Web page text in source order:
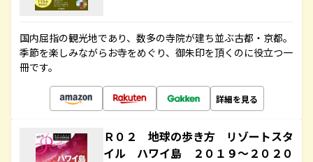
国内屈指の観光地であり、数多の寺院が建ち並ぶ古都・京都。
季節を楽しみながらお寺をめぐり、御朱印を頂くのに役立つ一
冊です。
詳細を見る
Ｒ０２ 地球の歩き方 リゾートスタ
イル ハワイ島 ２０１９～２０２０